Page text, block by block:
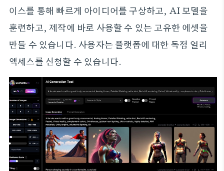
이스를 통해 빠르게 아이디어를 구상하고, AI 모델을
훈련하고, 제작에 바로 사용할 수 있는 고유한 에셋을
만들 수 있습니다. 사용자는 플랫폼에 대한 독점 얼리
액세스를 신청할 수 있습니다.